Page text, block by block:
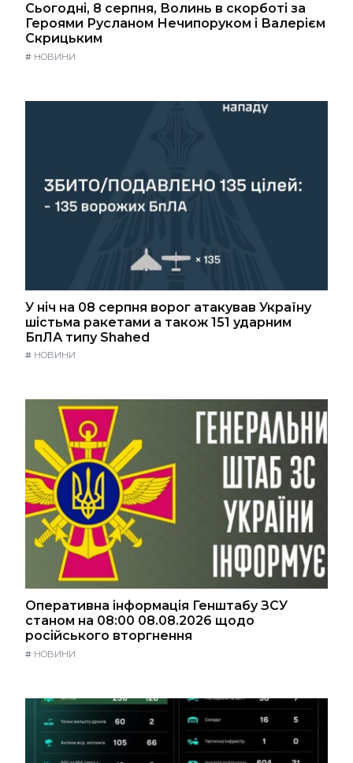
Сьогодні, 8 серпня, Волинь в скорботі за
Героями Русланом Нечипоруком і Валерієм
Скрицьким
# НОВИНИ
У ніч на 08 серпня ворог атакував Україну
шістьма ракетами а також 151 ударним
БпЛА типу Shahed
# НОВИНИ
Оперативна інформація Генштабу ЗСУ
станом на 08:00 08.08.2026 щодо
російського вторгнення
# НОВИНИ